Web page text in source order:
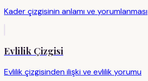
Kader çizgisinin anlamı ve yorumlanması
Evlilik Çizgisi
Evlilik çizgisinden ilişki ve evlilik yorumu